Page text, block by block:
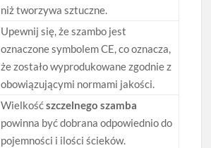
niż tworzywa sztuczne.
Upewnij się, że szambo jest
oznaczone symbolem CE, co oznacza,
że zostało wyprodukowane zgodnie z
obowiązującymi normami jakości.
Wielkośćszczelnego szamba
powinna być dobrana odpowiednio do
pojemności i ilości ścieków.